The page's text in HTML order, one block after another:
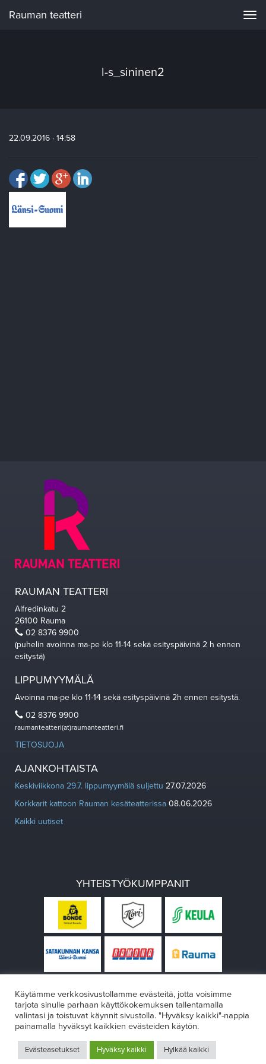
Rauman teatteri
l-s_sininen2
22.09.2016 · 14:58
RAUMAN TEATTERI
Alfredinkatu 2
26100 Rauma
02 8376 9900
(puhelin avoinna ma-pe klo 11-14 sekä esityspäivinä 2 h ennen
esitystä)
LIPPUMYYMÄLÄ
Avoinna ma-pe klo 11-14 sekä esityspäivinä 2h ennen esitystä.
02 8376 9900
raumanteatteri(at)raumanteatteri.fi
TIETOSUOJA
AJANKOHTAISTA
Keskiviikkona 29.7. lippumyymälä suljettu 27.07.2026
Korkkarit kattoon Rauman kesäteatterissa 08.06.2026
Kaikki uutiset
YHTEISTYÖKUMPPANIT
Design:VÄRIKÄS
Käytämme verkkosivustollamme evästeitä, jotta voisimme
tarjota sinulle parhaan käyttökokemuksen tallentamalla
valintasi ja toistuvat käynnit sivustolla. "Hyväksy kaikki"-nappia
painamalla hyväksyt kaikkien evästeiden käytön.
Evästeasetukset Hyväksy kaikki Hylkää kaikki